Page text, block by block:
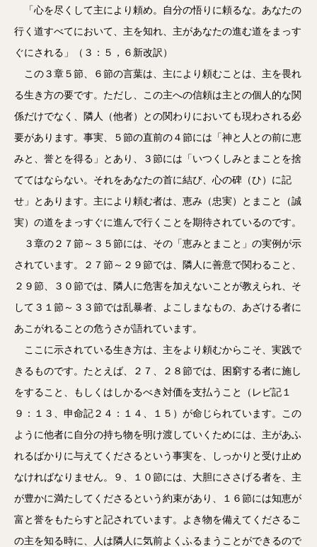
「心を尽くして主により頼め。自分の悟りに頼るな。あなたの
行く道すべてにおいて、主を知れ、主があなたの進む道をまっす
ぐにされる」（３：５，６新改訳）
この３章５節、６節の言葉は、主により頼むことは、主を畏れ
る生き方の要です。ただし、この主への信頼は主との個人的な関
係だけでなく、隣人（他者）との関わりにおいても現わされる必
要があります。事実、５節の直前の４節には「神と人との前に恵
みと、誉とを得る」とあり、３節には「いつくしみとまことを捨
ててはならない。それをあなたの首に結び、心の碑（ひ）に記
せ」とあります。主により頼む者は、恵み（忠実）とまこと（誠
実）の道をまっすぐに進んで行くことを期待されているのです。
３章の２７節～３５節には、その「恵みとまこと」の実例が示
されています。２７節～２９節では、隣人に善意で関わること、
２９節、３０節では、隣人に危害を加えないことが教えられ、そ
して３１節～３３節では乱暴者、よこしまなもの、あざける者に
あこがれることの危うさが語れています。
ここに示されている生き方は、主をより頼むからこそ、実践で
きるものです。たとえば、２７、２８節では、困窮する者に施し
をすること、もしくはしかるべき対価を支払うこと（レビ記１
９：１３、申命記２４：１４、１５）が命じられています。この
ように他者に自分の持ち物を明け渡していくためには、主があふ
れるばかりに与えてくださるという事実を、しっかりと受け止め
なければなりません。９、１０節には、大胆にささげる者を、主
が豊かに満たしてくださるという約束があり、１６節には知恵が
富と誉をもたらすと記されています。よき物を備えてくださるこ
の主を知る時に、人は隣人に気前よくふるまうことができるので